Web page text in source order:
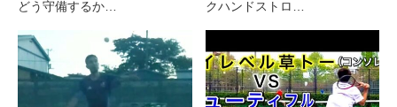
どう守備するか…
クハンドストロ…